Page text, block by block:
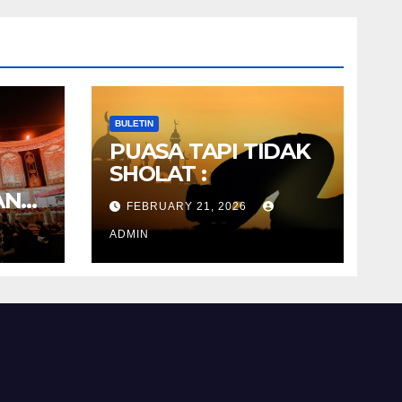
BULETIN
PUASA TAPI TIDAK
SHOLAT :
FEBRUARY 21, 2026
ADMIN